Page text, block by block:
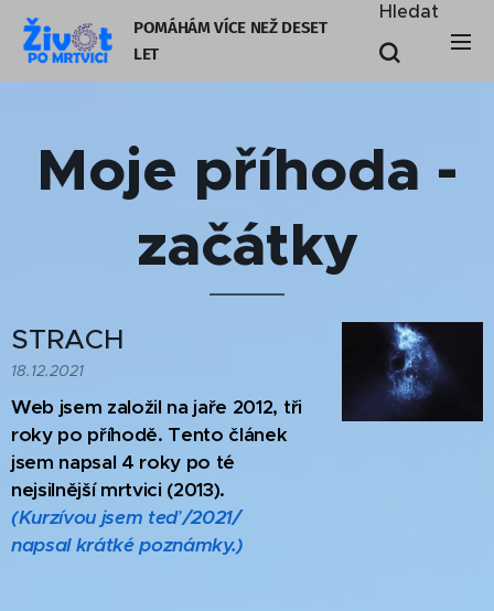
POMÁHÁM VÍCE NEŽ DESET
LET
Hledat
Moje příhoda -
začátky
STRACH
18.12.2021
Web jsem založil na jaře 2012, tři
roky po příhodě. Tento článek
jsem napsal 4 roky po té
nejsilnější mrtvici (2013).
(Kurzívou jsem teď /2021/
napsal krátké poznámky.)